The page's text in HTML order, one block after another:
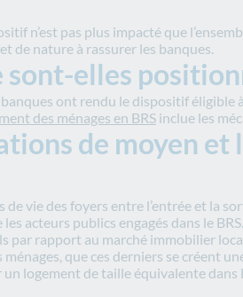
n’est pas plus impacté que
de nature à rassurer les banques.
sont-elles
ont rendu le dispositif éligible
des ménages en BRS inclue les
de moyen
vie des foyers entre l’entrée et la
acteurs publics engagés dans le
par rapport au marché immobilier
que ces derniers se
logement de taille équivalente dans